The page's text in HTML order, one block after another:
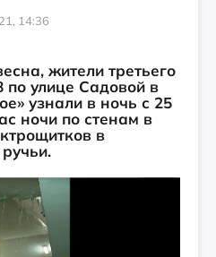
14:36
жители третьего
улице Садовой в
узнали в ночь с 25
ночи по стенам в
в